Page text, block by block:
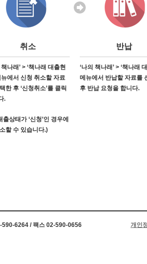
취소
책나래’ > ‘책나래 대출현
뉴에서 신청 취소할 자료
한 후 ‘신청취소’를 클릭
.
출상태가 ‘신청’인 경우에
할 수 있습니다.)
반납
‘나의 책나래’ > ‘책나래
메뉴에서 반납할 자료를
후 반납 요청을 합니다.
개인
590-6264 / 팩스 02-590-0656